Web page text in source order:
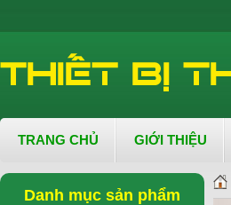
TRANG CHỦ GIỚI THIỆU
Danh mục sản phẩm